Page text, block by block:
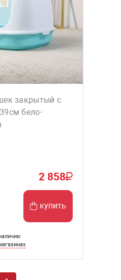
закрытый с
бело-
2 858
купить